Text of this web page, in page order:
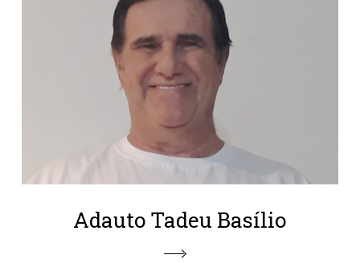
Adauto Tadeu Basílio